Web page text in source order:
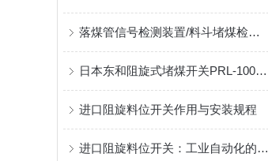
落煤管信号检测装置/料斗堵煤检测传感器/堆煤传感器/PRL-100型
日本东和阻旋式堵煤开关PRL-100在输煤系统中的应用
进口阻旋料位开关作用与安装规程
进口阻旋料位开关：工业自动化的精准“眼睛”